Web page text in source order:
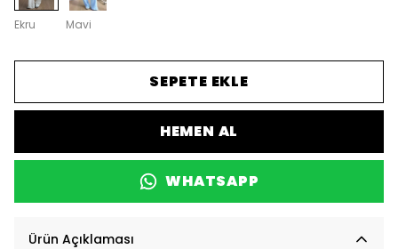
Ekru Mavi
SEPETE EKLE
HEMEN AL
WHATSAPP
Ürün Açıklaması